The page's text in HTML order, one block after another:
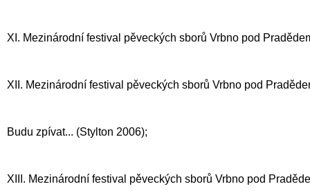
XI. Mezinárodní festival pěveckých sborů Vrbno pod
XII. Mezinárodní festival pěveckých sborů Vrbno pod
Budu zpívat... (Stylton 2006);
XIII. Mezinárodní festival pěveckých sborů Vrbno pod